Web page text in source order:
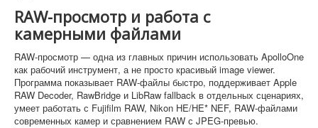
RAW-просмотр и работа с
камерными файлами
RAW-просмотр — одна из главных причин использовать ApolloOne
как рабочий инструмент, а не просто красивый image viewer.
Программа показывает RAW-файлы быстро, поддерживает Apple
RAW Decoder, RawBridge и LibRaw fallback в отдельных сценариях,
умеет работать с Fujifilm RAW, Nikon HE/HE* NEF, RAW-файлами
современных камер и сравнением RAW с JPEG-превью.